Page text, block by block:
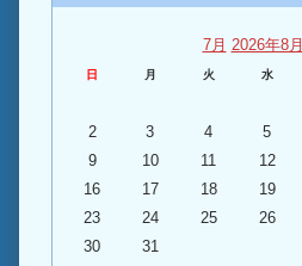
7月 2026年8月
日 月 火 水
2
3 4 5
9
10 11 12
16
17 18 19
23
24 25 26
30
31